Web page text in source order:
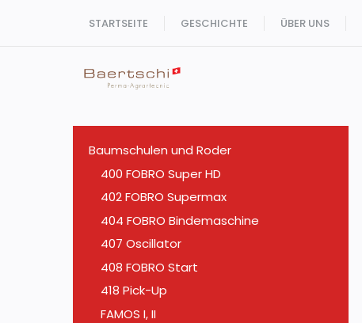
STARTSEITE GESCHICHTE ÜBER UNS
Baumschulen und Roder
400 FOBRO Super HD
402 FOBRO Supermax
404 FOBRO Bindemaschine
407 Oscillator
408 FOBRO Start
418 Pick-Up
FAMOS I, II